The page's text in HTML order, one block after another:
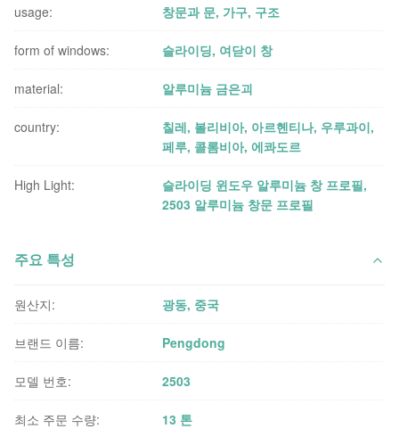
usage: 창문과 문, 가구, 구조
form of windows: 슬라이딩, 여닫이 창
material: 알루미늄 금은괴
country:
칠레, 볼리비아, 아르헨티나, 우루과이,
페루, 콜롬비아, 에콰도르
High Light: 슬라이딩 윈도우 알루미늄 창 프로필,
2503 알루미늄 창문 프로필
주요 특성
원산지: 광동, 중국
브랜드 이름: Pengdong
모델 번호: 2503
최소 주문 수량: 13 톤